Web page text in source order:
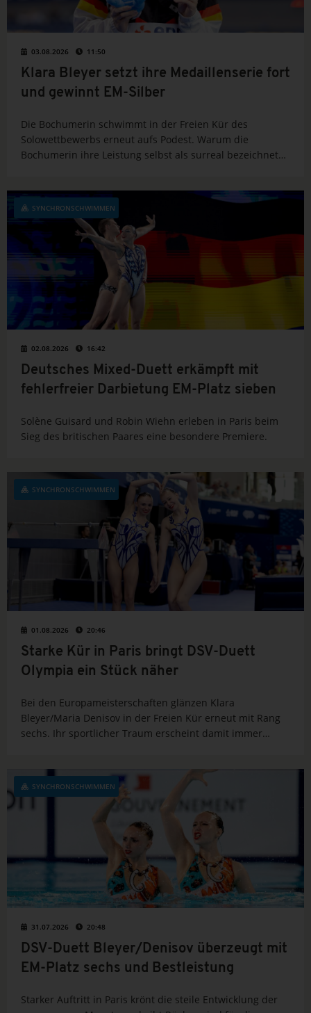
03.08.2026 11:50
Klara Bleyer setzt ihre Medaillenserie fort
und gewinnt EM-Silber
Die Bochumerin schwimmt in der Freien Kür des
Solowettbewerbs erneut aufs Podest. Warum die
Bochumerin ihre Leistung selbst als surreal bezeichnete
SYNCHRONSCHWIMMEN
02.08.2026 16:42
Deutsches Mixed-Duett erkämpft mit
fehlerfreier Darbietung EM-Platz sieben
Solène Guisard und Robin Wiehn erleben in Paris beim
Sieg des britischen Paares eine besondere Premiere.
SYNCHRONSCHWIMMEN
01.08.2026 20:46
Starke Kür in Paris bringt DSV-Duett
Olympia ein Stück näher
Bei den Europameisterschaften glänzen Klara
Bleyer/Maria Denisov in der Freien Kür erneut mit Rang
sechs. Ihr sportlicher Traum erscheint damit immer
SYNCHRONSCHWIMMEN
31.07.2026 20:48
DSV-Duett Bleyer/Denisov überzeugt mit
EM-Platz sechs und Bestleistung
Starker Auftritt in Paris krönt die steile Entwicklung der